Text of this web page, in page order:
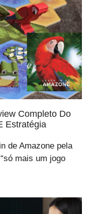
Completo Do
Estratégia
de Amazone pela
mais um jogo